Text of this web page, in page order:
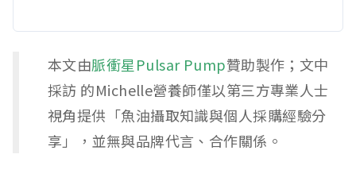
本文由脈衝星Pulsar Pump贊助製作；文中
採訪 的Michelle營養師僅以第三方專業人士
視角提供「魚油攝取知識與個人採購經驗分
享」，並無與品牌代言、合作關係。